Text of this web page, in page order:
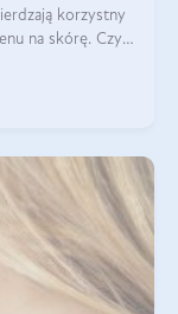
korzystny
na skórę. Czy